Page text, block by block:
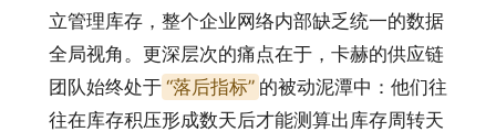
立管理库存，整个企业网络内部缺乏统一的数据
全局视角。更深层次的痛点在于，卡赫的供应链
团队始终处于 “落后指标” 的被动泥潭中：他们往
往在库存积压形成数天后才能测算出库存周转天